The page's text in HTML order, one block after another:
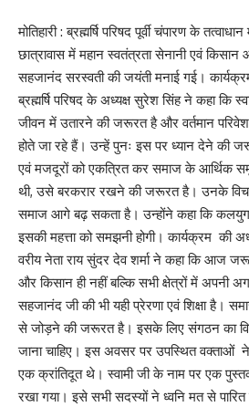
मोतिहारी : ब्रह्मर्षि परिषद पूर्वी चंपारण के
छात्रावास में महान स्वतंत्रता सेनानी एवं
सहजानंद सरस्वती की जयंती मनाई गई।
ब्रह्मर्षि परिषद के अध्यक्ष सुरेश सिंह ने कहा कि
जीवन में उतारने की जरूरत है और वर्तमान
होते जा रहे हैं। उन्हें पुनः इस पर ध्यान देने की
एवं मजदूरों को एकत्रित कर समाज के आर्थिक
थी, उसे बरकरार रखने की जरूरत है। उनके
समाज आगे बढ़ सकता है। उन्होंने कहा कि
इसकी महत्ता को समझनी होगी। कार्यक्रम की
वरीय नेता राय सुंदर देव शर्मा ने कहा कि आज
और किसान ही नहीं बल्कि सभी क्षेत्रों में अपनी
सहजानंद जी की भी यही प्रेरणा एवं शिक्षा है।
से जोड़ने की जरूरत है। इसके लिए संगठन का
जाना चाहिए। इस अवसर पर उपस्थित वक्ताओं
एक क्रांतिदूत थे। स्वामी जी के नाम पर एक
रखा गया। इसे सभी सदस्यों ने ध्वनि मत से